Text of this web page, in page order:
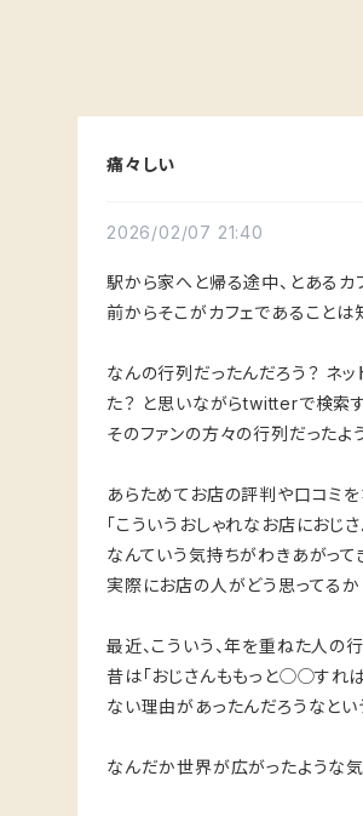
痛々しい
2026/02/07 21:40
駅から家へと帰る途中、とあるカ
前からそこがカフェであることは
なんの行列だったんだろう？ ネ
た？ と思いながらtwitterで検索す
そのファンの方々の行列だったよ
あらためてお店の評判や口コミを
「こういうおしゃれなお店におじ
なんていう気持ちがわきあがって
実際にお店の人がどう思ってるか
最近、こういう、年を重ねた人の
昔は「おじさんももっと◯◯すれば
ない理由があったんだろうなとい
なんだか世界が広がったような気